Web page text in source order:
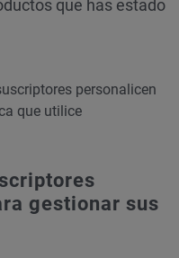
que has estado
personalicen
que utilice
gestionar sus